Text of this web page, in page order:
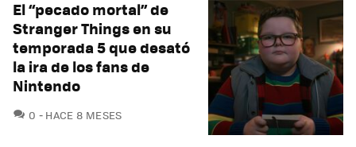
El “pecado mortal” de
Stranger Things en su
temporada 5 que desató
la ira de los fans de
Nintendo
0 COMENTARIOS
HACE 8 MESES